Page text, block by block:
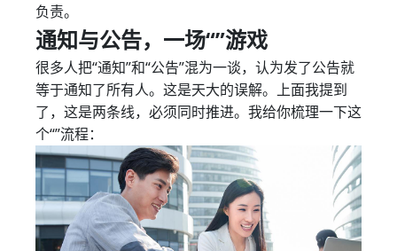
负责。
通知与公告，一场“”游戏
很多人把“通知”和“公告”混为一谈，认为发了公告就
等于通知了所有人。这是天大的误解。上面我提到
了，这是两条线，必须同时推进。我给你梳理一下这
个“”流程：